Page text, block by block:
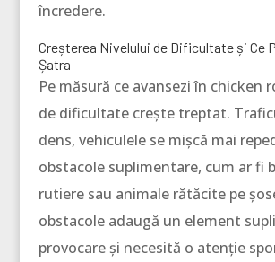
încredere.
Creșterea Nivelului de Dificultate și Ce
Șatra
Pe măsură ce avansezi în chicken
de dificultate crește treptat.
dens, vehiculele se mișcă mai
obstacole suplimentare, cum ar fi
rutiere sau animale rătăcite pe
obstacole adaugă un element
provocare și necesită o atenție